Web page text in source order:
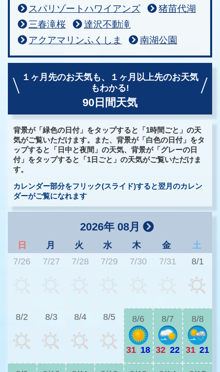
スパリゾートハワイアンズ
猪苗代湖
三春滝桜
達沢不動滝
アクアマリンふくしま
南湖公園
１ヶ月先のお天気も、
１ヶ月以上先のお天気
もわかる!
90日間天気
背景が「緑色の日付」をタップすると「1時間ごと」の天
気がご覧いただけます。また、背景が「白色の日付」をタ
ップすると「日中と夜間」の天気、背景が「グレーの日
付」をタップすると「1日ごと」の天気がご覧いただけま
す。
カレンダー部分をフリック(スライド)すると翌月のカレン
ダーがご覧になれます
2026年 08月
日 月 火 水 木 金
土
7/26
7/27 7/28 7/29 7/30 7/31 8/1
8/2 8/3 8/4 8/5 8/6
31 18
8/7
32 22
8/8
31 21